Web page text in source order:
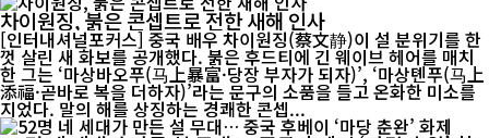
차이원징, 붉은 콘셉트로 전한 새해 인사
[인터내셔널포커스] 중국 배우 차이원징(蔡文静)이 설 분위기를 한
껏 살린 새 화보를 공개했다. 붉은 후드티에 긴 웨이브 헤어를 매치
한 그는 ‘마상바오푸(马上暴富·당장 부자가 되자)’, ‘마상톈푸(马上
添福·곧바로 복을 더하자)’라는 문구의 소품을 들고 온화한 미소를
지었다. 말의 해를 상징하는 경쾌한 콘셉...